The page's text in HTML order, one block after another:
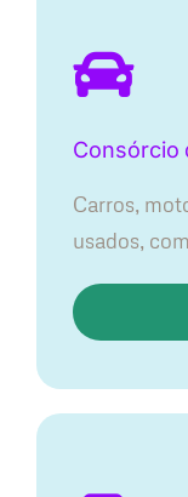
Consórcio
Carros,
usados,